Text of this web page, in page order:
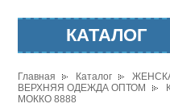
КАТАЛОГ
Главная Каталог
ВЕРХНЯЯ ОДЕЖДА ОПТОМ
МОККО 8888